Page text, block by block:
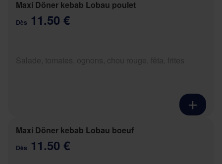
Maxi Döner kebab Lobau poulet
Dès 11.50 €
Maxi Döner kebab Lobau boeuf
Dès 11.50 €